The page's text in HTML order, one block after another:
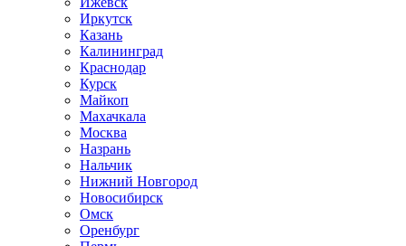
Иркутск
Казань
Калининград
Краснодар
Курск
Майкоп
Махачкала
Москва
Назрань
Нальчик
Нижний Новгород
Новосибирск
Омск
Оренбург